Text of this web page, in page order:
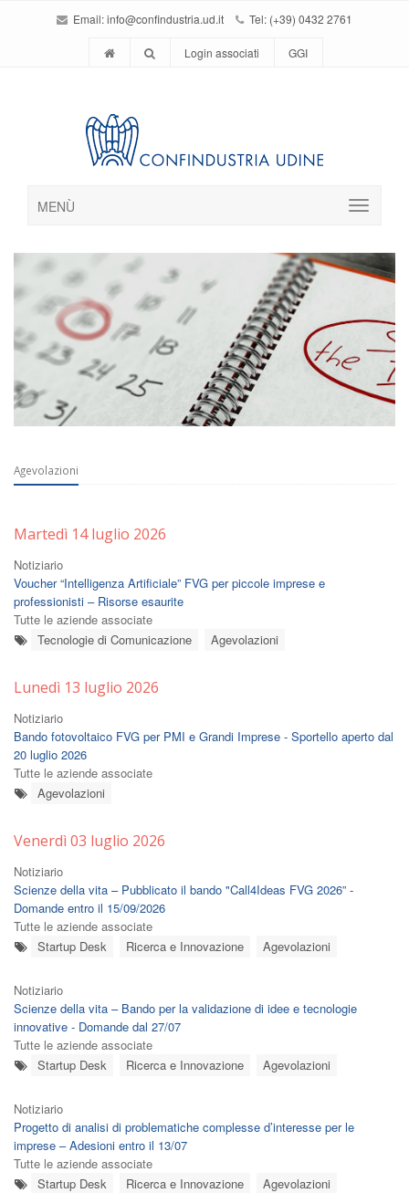
Email:info@confindustria.ud.it Tel: (+39) 0432 2761
Login associati GGI
MENÙ
Agevolazioni
Martedì 14 luglio 2026
Notiziario
Voucher “Intelligenza Artificiale” FVG per piccole imprese e
professionisti – Risorse esaurite
Tutte le aziende associate
Tecnologie di Comunicazione
Agevolazioni
Lunedì 13 luglio 2026
Notiziario
Bando fotovoltaico FVG per PMI e Grandi Imprese - Sportello aperto dal
20 luglio 2026
Tutte le aziende associate
Agevolazioni
Venerdì 03 luglio 2026
Notiziario
Scienze della vita – Pubblicato il bando "Call4Ideas FVG 2026” -
Domande entro il 15/09/2026
Tutte le aziende associate
Startup Desk
Ricerca e Innovazione Agevolazioni
Notiziario
Scienze della vita – Bando per la validazione di idee e tecnologie
innovative - Domande dal 27/07
Tutte le aziende associate
Startup Desk
Ricerca e Innovazione Agevolazioni
Notiziario
Progetto di analisi di problematiche complesse d’interesse per le
imprese – Adesioni entro il 13/07
Tutte le aziende associate
Startup Desk
Ricerca e Innovazione Agevolazioni